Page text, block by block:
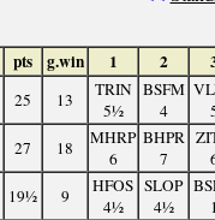
pts g.win 1 2
25 13
TRIN
5½
BSFM
4
27 18
MHRP
6
BHPR
7
19½ 9
HFOS
4½
SLOP
4½